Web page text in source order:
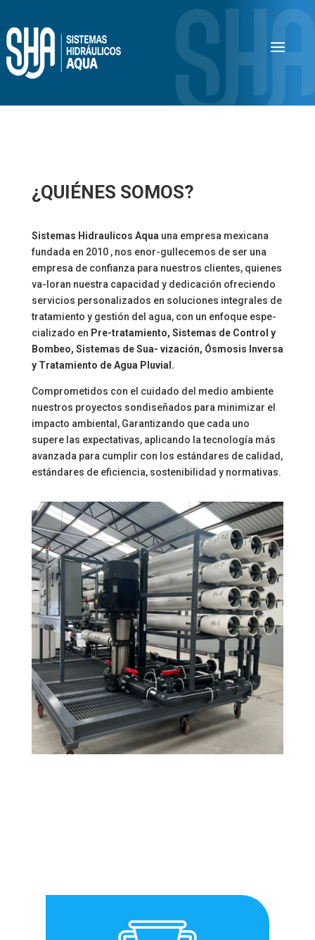
¿QUIÉNES SOMOS?
Sistemas Hidraulicos Aqua una empresa mexicana
fundada en 2010 , nos enor-gullecemos de ser una
empresa de confianza para nuestros clientes, quienes
va-loran nuestra capacidad y dedicación ofreciendo
servicios personalizados en soluciones integrales de
tratamiento y gestión del agua, con un enfoque espe-
cializado en Pre-tratamiento, Sistemas de Control y
Bombeo, Sistemas de Sua- vización, Ósmosis Inversa
y Tratamiento de Agua Pluvial.
Comprometidos con el cuidado del medio ambiente
nuestros proyectos sondiseñados para minimizar el
impacto ambiental, Garantizando que cada uno
supere las expectativas, aplicando la tecnología más
avanzada para cumplir con los estándares de calidad,
estándares de eficiencia, sostenibilidad y normativas.